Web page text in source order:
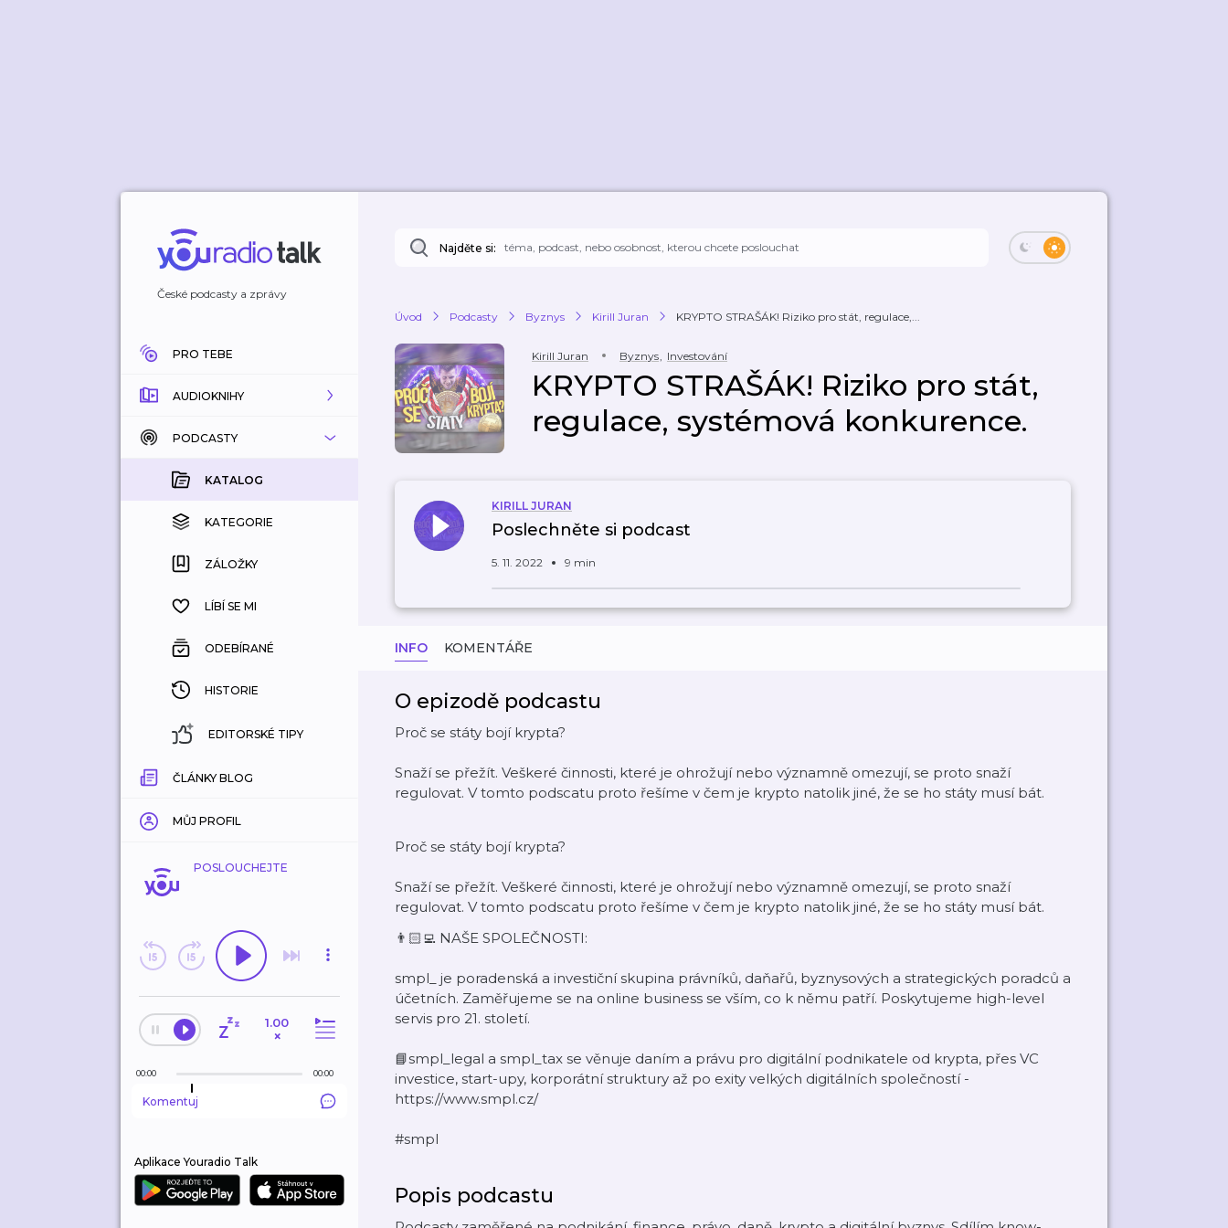
České podcasty a zprávy
PRO TEBE
AUDIOKNIHY
KATALOG
KOUPENÉ
KATEGORIE
ZÁLOŽKY
HISTORIE
PODCASTY
KATALOG
KATEGORIE
ZÁLOŽKY
LÍBÍ SE MI
ODEBÍRANÉ
HISTORIE
EDITORSKÉ TIPY
ČLÁNKY BLOG
MŮJ PROFIL
POSLOUCHEJTE
1.00
×
00:00 00:00
Komentuj
Aplikace Youradio Talk
Najděte si:
Úvod Podcasty Byznys Kirill Juran KRYPTO STRAŠÁK! Riziko pro stát, regulace,...
Kirill Juran Byznys, Investování
KRYPTO STRAŠÁK! Riziko pro stát,
regulace, systémová konkurence.
KIRILL JURAN
Poslechněte si podcast
5. 11. 2022 9 min
INFO KOMENTÁŘE
O epizodě podcastu
Proč se státy bojí krypta?
Snaží se přežít. Veškeré činnosti, které je ohrožují nebo významně omezují, se proto snaží
regulovat. V tomto podscatu proto řešíme v čem je krypto natolik jiné, že se ho státy musí bát.
Proč se státy bojí krypta?
Snaží se přežít. Veškeré činnosti, které je ohrožují nebo významně omezují, se proto snaží
regulovat. V tomto podscatu proto řešíme v čem je krypto natolik jiné, že se ho státy musí bát.
👨🏻‍💻 NAŠE SPOLEČNOSTI:
smpl_ je poradenská a investiční skupina právníků, daňařů, byznysových a strategických poradců a
účetních. Zaměřujeme se na online business se vším, co k němu patří. Poskytujeme high-level
servis pro 21. století.
📘smpl_legal a smpl_tax se věnuje daním a právu pro digitální podnikatele od krypta, přes VC
investice, start-upy, korporátní struktury až po exity velkých digitálních společností -
https://www.smpl.cz/
#smpl
Popis podcastu